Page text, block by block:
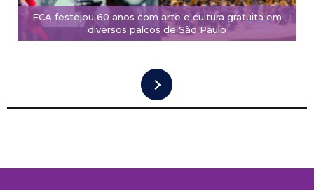
ECA festejou 60 anos com arte e cultura gratuita em
diversos palcos de São Paulo